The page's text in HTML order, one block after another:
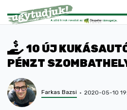
10 ÚJ
PÉNZT
Farkas Bazsi 2020-05-10